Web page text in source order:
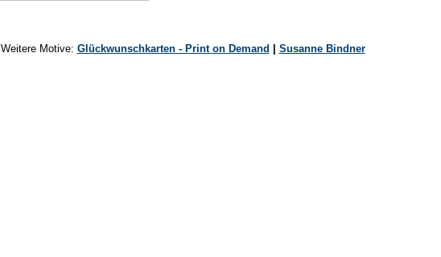
Weitere Motive: Glückwunschkarten - Print on Demand Susanne Bindner